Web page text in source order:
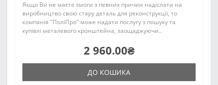
Якщо Ви не маєте змоги з певних причин надіслати на
виробництво свою стару деталь для реконструкції, то
компанія "ПоліПро" може надати послугу з пошуку та
купівлі металевого кронштейна, заощаджуючи..
2 960.00₴
ДО КОШИКА